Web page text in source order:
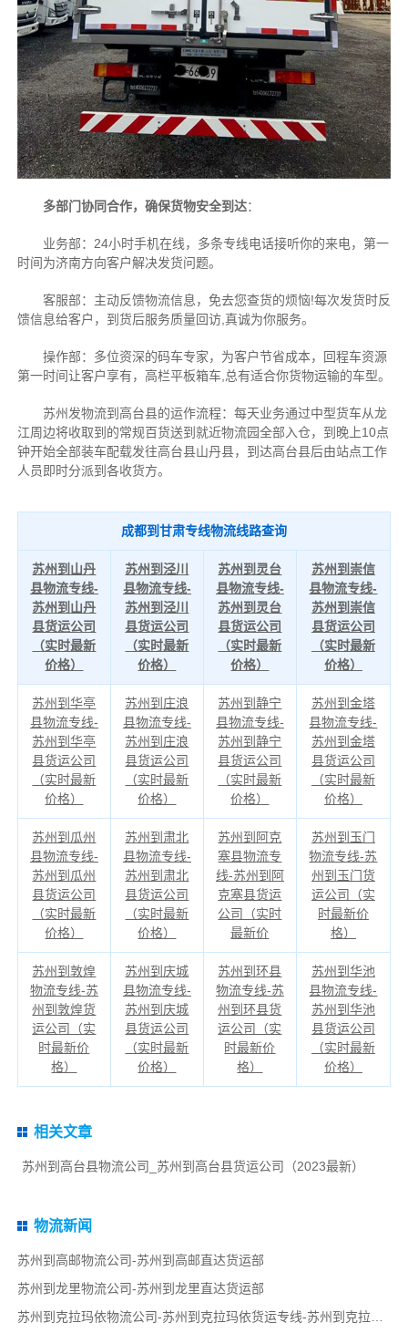
多部门协同合作，确保货物安全到达：
业务部：24小时手机在线，多条专线电话接听你的来电，第一
时间为济南方向客户解决发货问题。
客服部：主动反馈物流信息，免去您查货的烦恼!每次发货时反
馈信息给客户，到货后服务质量回访,真诚为你服务。
操作部：多位资深的码车专家，为客户节省成本，回程车资源
第一时间让客户享有，高栏平板箱车,总有适合你货物运输的车型。
苏州发物流到高台县的运作流程：每天业务通过中型货车从龙
江周边将收取到的常规百货送到就近物流园全部入仓，到晚上10点
钟开始全部装车配载发往高台县山丹县，到达高台县后由站点工作
人员即时分派到各收货方。
成都到甘肃专线物流线路查询
苏州到山丹
县物流专线-
苏州到山丹
县货运公司
（实时最新
价格）
苏州到泾川
县物流专线-
苏州到泾川
县货运公司
（实时最新
价格）
苏州到灵台
县物流专线-
苏州到灵台
县货运公司
（实时最新
价格）
苏州到崇信
县物流专线-
苏州到崇信
县货运公司
（实时最新
价格）
苏州到华亭
县物流专线-
苏州到华亭
县货运公司
（实时最新
价格）
苏州到庄浪
县物流专线-
苏州到庄浪
县货运公司
（实时最新
价格）
苏州到静宁
县物流专线-
苏州到静宁
县货运公司
（实时最新
价格）
苏州到金塔
县物流专线-
苏州到金塔
县货运公司
（实时最新
价格）
苏州到瓜州
县物流专线-
苏州到瓜州
县货运公司
（实时最新
价格）
苏州到肃北
县物流专线-
苏州到肃北
县货运公司
（实时最新
价格）
苏州到阿克
塞县物流专
线-苏州到阿
克塞县货运
公司（实时
最新价
苏州到玉门
物流专线-苏
州到玉门货
运公司（实
时最新价
格）
苏州到敦煌
物流专线-苏
州到敦煌货
运公司（实
时最新价
格）
苏州到庆城
县物流专线-
苏州到庆城
县货运公司
（实时最新
价格）
苏州到环县
物流专线-苏
州到环县货
运公司（实
时最新价
格）
苏州到华池
县物流专线-
苏州到华池
县货运公司
（实时最新
价格）
相关文章
苏州到高台县物流公司_苏州到高台县货运公司（2023最新）
物流新闻
苏州到高邮物流公司-苏州到高邮直达货运部
苏州到龙里物流公司-苏州到龙里直达货运部
苏州到克拉玛依物流公司-苏州到克拉玛依货运专线-苏州到克拉玛依货运部